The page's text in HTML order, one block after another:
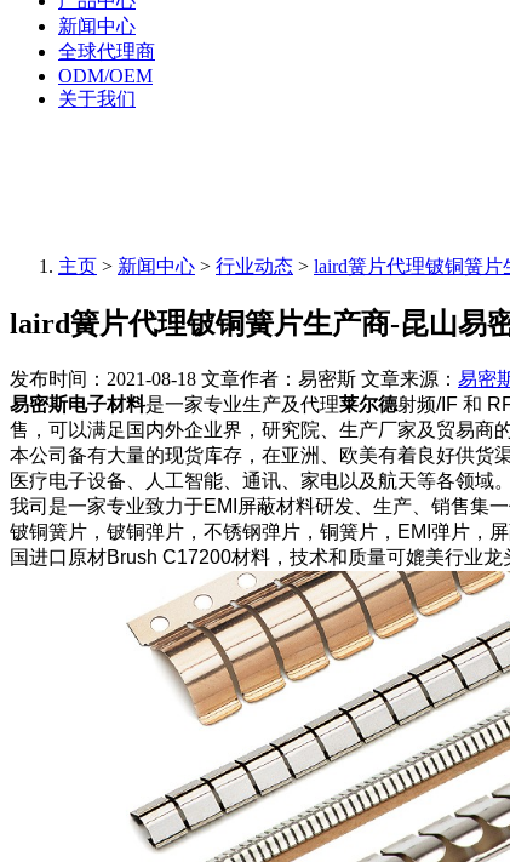
新闻中心
全球代理商
ODM/OEM
关于我们
主页 > 新闻中心 > 行业动态 > laird簧片代理铍铜簧
laird簧片代理铍铜簧片生产商-昆山易
发布时间：2021-08-18 文章作者：易密斯 文章来源： 易密
易密斯电子材料是一家专业生产及代理莱尔德射频/IF 和
售，可以满足国内外企业界，研究院、生产厂家及贸易商的
本公司备有大量的现货库存，在亚洲、欧美有着良好供货
医疗电子设备、人工智能、通讯、家电以及航天等各领域
我司是一家专业致力于EMI屏蔽材料研发、生产、销售集
铍铜簧片，铍铜弹片，不锈钢弹片，铜簧片，EMI弹片，
国进口原材Brush C17200材料，技术和质量可媲美行业